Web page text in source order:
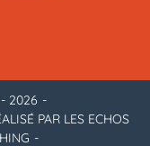
2026
PAR LES ECHOS